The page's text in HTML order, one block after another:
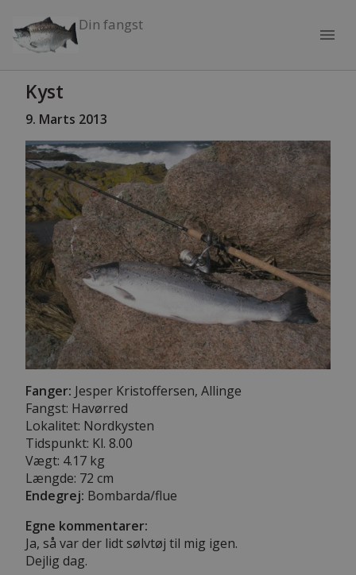
Din fangst
menu
Kyst
9. Marts 2013
Fanger: Jesper Kristoffersen, Allinge
Fangst: Havørred
Lokalitet: Nordkysten
Tidspunkt: Kl. 8.00
Vægt: 4.17 kg
Længde: 72 cm
Endegrej: Bombarda/flue
Egne kommentarer:
Ja, så var der lidt sølvtøj til mig igen.
Dejlig dag.